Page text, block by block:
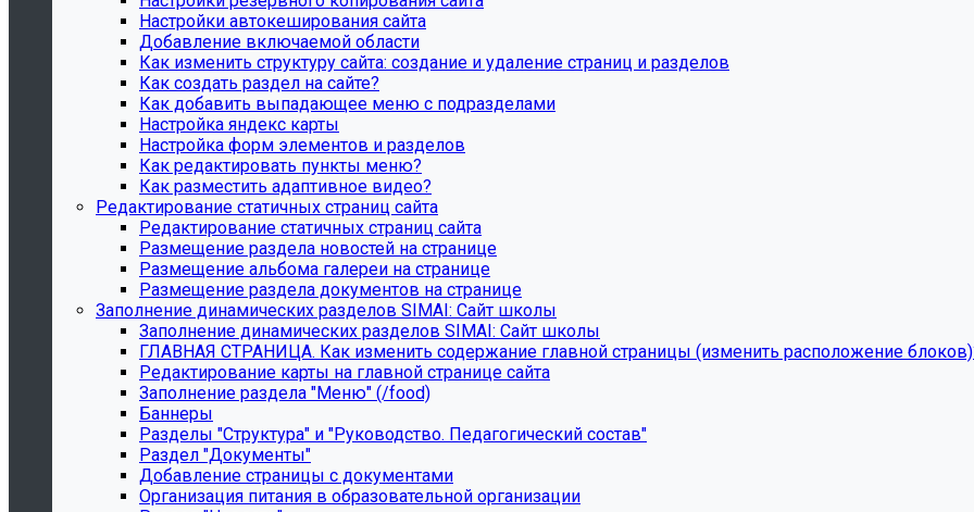
Настройки автокеширования сайта
Добавление включаемой области
Как изменить структуру сайта: создание и удаление страниц и разделов
Как создать раздел на сайте?
Как добавить выпадающее меню с подразделами
Настройка яндекс карты
Настройка форм элементов и разделов
Как редактировать пункты меню?
Как разместить адаптивное видео?
Редактирование статичных страниц сайта
Редактирование статичных страниц сайта
Размещение раздела новостей на странице
Размещение альбома галереи на странице
Размещение раздела документов на странице
Заполнение динамических разделов SIMAI: Сайт школы
Заполнение динамических разделов SIMAI: Сайт школы
ГЛАВНАЯ СТРАНИЦА. Как изменить содержание главной страницы (изменить расположение
Редактирование карты на главной странице сайта
Заполнение раздела "Меню" (/food)
Баннеры
Разделы "Структура" и "Руководство. Педагогический состав"
Раздел "Документы"
Добавление страницы с документами
Организация питания в образовательной организации